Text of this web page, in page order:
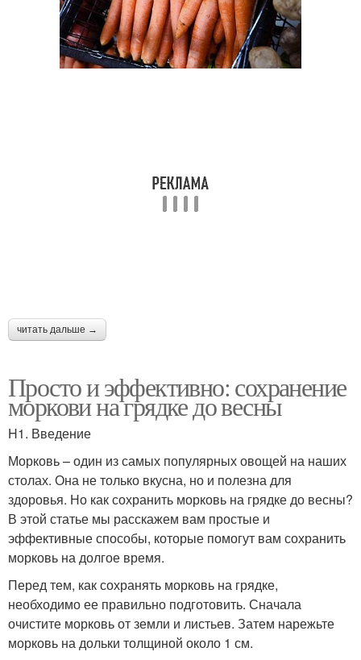
читать дальше →
Просто и эффективно: сохранение
моркови на грядке до весны
H1. Введение
Морковь – один из самых популярных овощей на наших
столах. Она не только вкусна, но и полезна для
здоровья. Но как сохранить морковь на грядке до весны?
В этой статье мы расскажем вам простые и
эффективные способы, которые помогут вам сохранить
морковь на долгое время.
Перед тем, как сохранять морковь на грядке,
необходимо ее правильно подготовить. Сначала
очистите морковь от земли и листьев. Затем нарежьте
морковь на дольки толщиной около 1 см.